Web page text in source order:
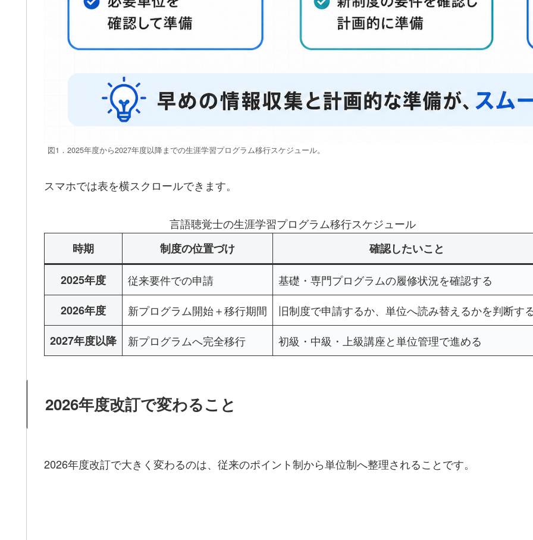
図1．2025年度から2027年度以降までの生涯学習プログラム移行スケジュール。
スマホでは表を横スクロールできます。
言語聴覚士の生涯学習プログラム移行スケジュール
時期
制度の位置づけ 確認したいこと
2025年度 従来要件での申請
基礎・専門プログラムの履修状況を確認する
2026年度
新プログラム開始＋移行期間
旧制度で申請するか、単位へ読み替えるかを判断す
2027年度以降
新プログラムへ完全移行 初級・中級・上級講座と単位管理で進める
2026年度改訂で変わること
2026年度改訂で大きく変わるのは、従来のポイント制から単位制へ整理されることです。